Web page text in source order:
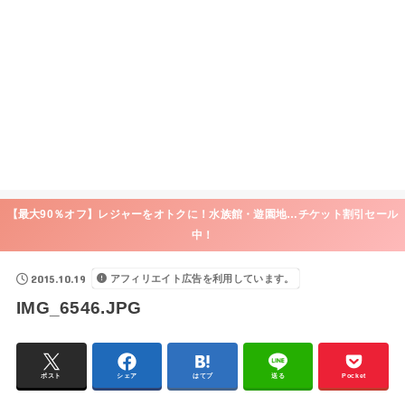
【最大90％オフ】レジャーをオトクに！水族館・遊園地…チケット割引セール
中！
2015.10.19 アフィリエイト広告を利用しています。
IMG_6546.JPG
ポスト シェア はてブ 送る Pocket